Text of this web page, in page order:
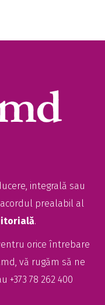
integrală sau
prealabil al
.
orice întrebare
vă rugăm să ne
+373 78 262 400